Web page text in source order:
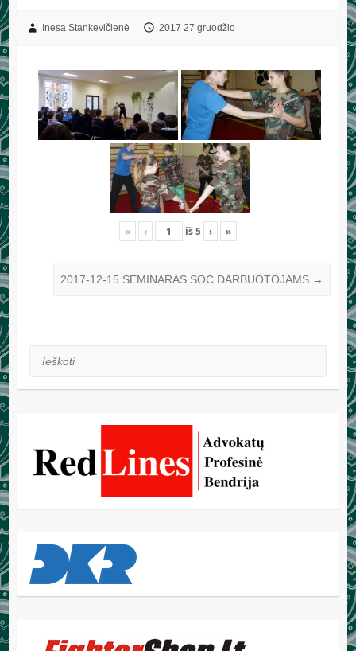
Inesa Stankevičienė 2017 27 gruodžio
« ‹ iš5 › »
2017-12-15 SEMINARAS SOC DARBUOTOJAMS →
Ieškoti